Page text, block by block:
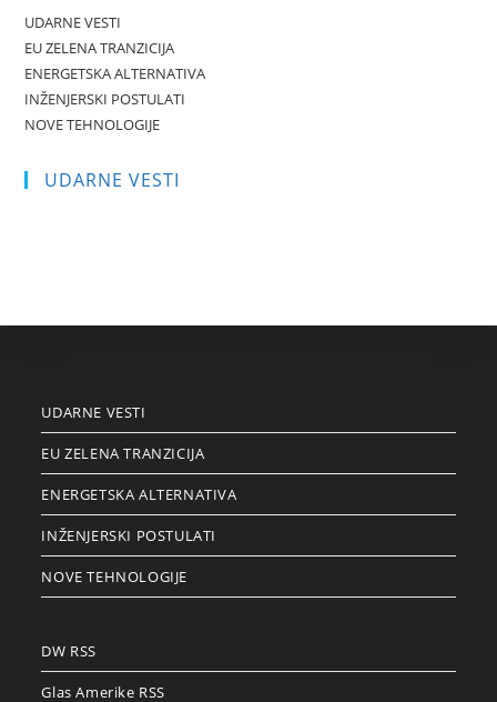
UDARNE VESTI
EU ZELENA TRANZICIJA
ENERGETSKA ALTERNATIVA
INŽENJERSKI POSTULATI
NOVE TEHNOLOGIJE
UDARNE VESTI
UDARNE VESTI
EU ZELENA TRANZICIJA
ENERGETSKA ALTERNATIVA
INŽENJERSKI POSTULATI
NOVE TEHNOLOGIJE
DW RSS
Glas Amerike RSS